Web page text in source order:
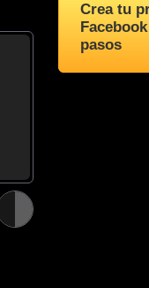
Crea tu
pasos